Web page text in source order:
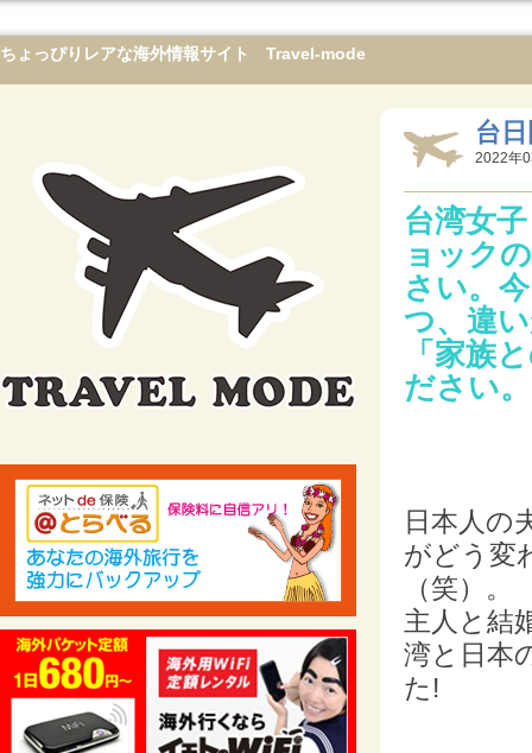
ちょっぴりレアな海外情報サイト Travel-mode
台
2022年
台湾女
ョック
さい。
つ、違
「家族
ださい。
日本人の
がどう変
（笑）。
主人と結
湾と日本
た!